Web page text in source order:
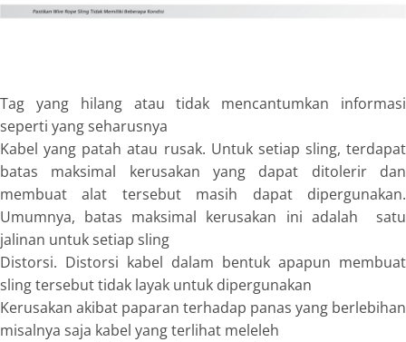
Tag yang hilang atau tidak mencantumkan informasi
seperti yang seharusnya
Kabel yang patah atau rusak. Untuk setiap sling, terdapat
batas maksimal kerusakan yang dapat ditolerir dan
membuat alat tersebut masih dapat dipergunakan.
Umumnya, batas maksimal kerusakan ini adalah satu
jalinan untuk setiap sling
Distorsi. Distorsi kabel dalam bentuk apapun membuat
sling tersebut tidak layak untuk dipergunakan
Kerusakan akibat paparan terhadap panas yang berlebihan
misalnya saja kabel yang terlihat meleleh